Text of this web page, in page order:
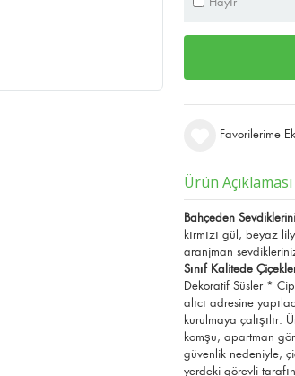
Favorilerime
Ürün Açıklaması
Bahçeden
kırmızı gül, beyaz
aranjman
Sınıf Kalitede
Dekoratif Süsler *
alıcı adresine
kurulmaya çalışılır.
komşu, apartman
güvenlik nedeniyle,
yerdeki görevli